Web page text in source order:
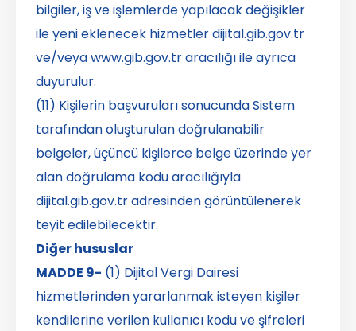
bilgiler, iş ve işlemlerde yapılacak değişikler
ile yeni eklenecek hizmetler dijital.gib.gov.tr
ve/veya www.gib.gov.tr aracılığı ile ayrıca
duyurulur.
(11) Kişilerin başvuruları sonucunda Sistem
tarafından oluşturulan doğrulanabilir
belgeler, üçüncü kişilerce belge üzerinde yer
alan doğrulama kodu aracılığıyla
dijital.gib.gov.tr adresinden görüntülenerek
teyit edilebilecektir.
Diğer hususlar
MADDE 9- (1) Dijital Vergi Dairesi
hizmetlerinden yararlanmak isteyen kişiler
kendilerine verilen kullanıcı kodu ve şifreleri